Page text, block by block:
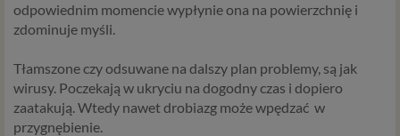
odpowiednim momencie wypłynie ona na powierzchnię i
zdominuje myśli.
Tłamszone czy odsuwane na dalszy plan problemy, są jak
wirusy. Poczekają w ukryciu na dogodny czas i dopiero
zaatakują. Wtedy nawet drobiazg może wpędzać w
przygnębienie.